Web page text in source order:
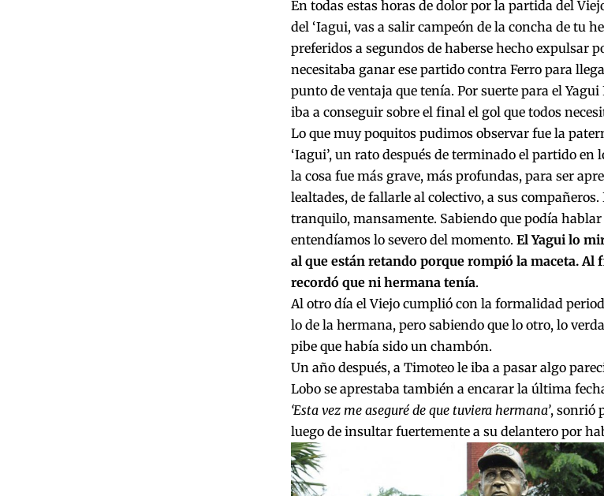
En todas estas horas de dolor por la partida del
del ‘Iagui, vas a salir campeón de la concha de tu
preferidos a segundos de haberse hecho expulsar
necesitaba ganar ese partido contra Ferro para
punto de ventaja que tenía. Por suerte para el
iba a conseguir sobre el final el gol que todos
Lo que muy poquitos pudimos observar fue la
‘Iagui’, un rato después de terminado el partido
la cosa fue más grave, más profundas, para ser
lealtades, de fallarle al colectivo, a sus
tranquilo, mansamente. Sabiendo que podía
entendíamos lo severo del momento. El Yagui lo
al que están retando porque rompió la maceta.
recordó que ni hermana tenía.
Al otro día el Viejo cumplió con la formalidad
lo de la hermana, pero sabiendo que lo otro, lo
pibe que había sido un chambón.
Un año después, a Timoteo le iba a pasar algo
Lobo se aprestaba también a encarar la última
‘Esta vez me aseguré de que tuviera hermana’, sonrió
luego de insultar fuertemente a su delantero por